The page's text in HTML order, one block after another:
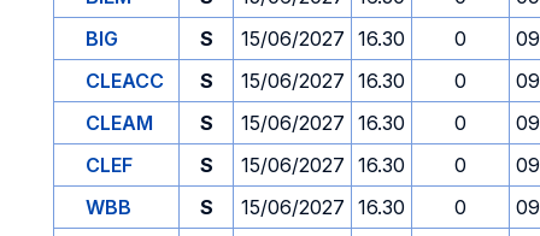
BIG
S 15/06/2027 16.30 0
CLEACC
S 15/06/2027 16.30 0
CLEAM
S 15/06/2027 16.30 0
CLEF
S 15/06/2027 16.30 0
WBB
S 15/06/2027 16.30 0